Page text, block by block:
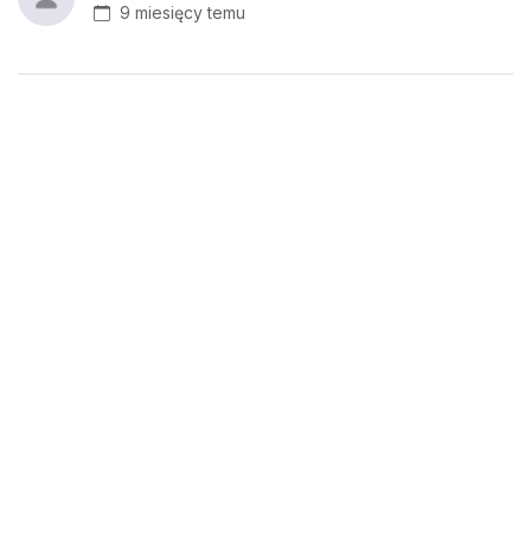
9 miesięcy temu